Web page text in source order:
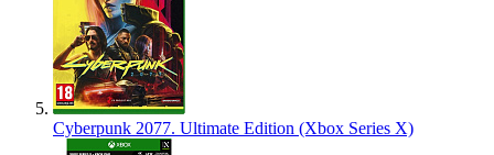
Cyberpunk 2077. Ultimate Edition (Xbox Series X)